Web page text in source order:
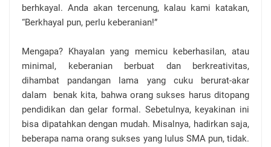
berhkayal. Anda akan tercenung, kalau kami katakan,
“Berkhayal pun, perlu keberanian!”
Mengapa? Khayalan yang memicu keberhasilan, atau
minimal, keberanian berbuat dan berkreativitas,
dihambat pandangan lama yang cuku berurat-akar
dalam
benak kita, bahwa orang sukses harus ditopang
pendidikan dan gelar formal. Sebetulnya, keyakinan ini
bisa dipatahkan dengan mudah. Misalnya, hadirkan saja,
beberapa nama orang sukses yang lulus SMA pun, tidak.